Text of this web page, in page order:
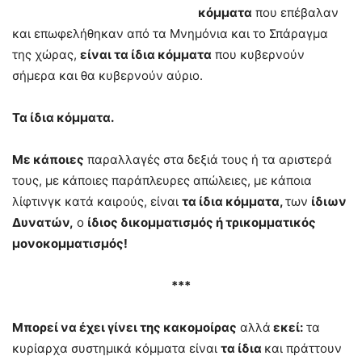
κόμματα που επέβαλαν
και επωφελήθηκαν από τα Μνημόνια και το Σπάραγμα
της χώρας, είναι τα ίδια κόμματα που κυβερνούν
σήμερα και θα κυβερνούν αύριο.
Τα ίδια κόμματα.
Με κάποιες παραλλαγές στα δεξιά τους ή τα αριστερά
τους, με κάποιες παράπλευρες απώλειες, με κάποια
λίφτινγκ κατά καιρούς, είναι τα ίδια κόμματα,των ίδιων
Δυνατών, ο ίδιος δικομματισμός ή τρικομματικός
μονοκομματισμός!
***
Μπορεί να έχει γίνει της κακομοίρας αλλά εκεί: τα
κυρίαρχα συστημικά κόμματα είναι τα ίδια και πράττουν